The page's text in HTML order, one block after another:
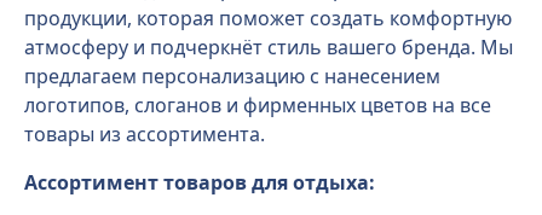
продукции, которая поможет создать комфортную
атмосферу и подчеркнёт стиль вашего бренда. Мы
предлагаем персонализацию с нанесением
логотипов, слоганов и фирменных цветов на все
товары из ассортимента.
Ассортимент товаров для отдыха: